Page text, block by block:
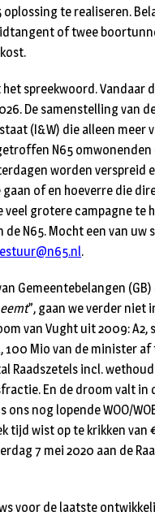
oplossing te realiseren.
of twee
spreekwoord. Vandaar
De samenstelling van
(I&W) die alleen meer
N65 omwonenden
worden verspreid
of en hoeverre die
veel grotere campagne
de N65. Mocht een van
.
Gemeentebelangen (GB)
”, gaan we verder niet
van Vught uit 2009: A2,
100 Mio van de minister
Raadszetels incl.
En de droom valt in
nog lopende WOO/
wist op te krikken van
7 mei 2020 aan de
voor de laatste